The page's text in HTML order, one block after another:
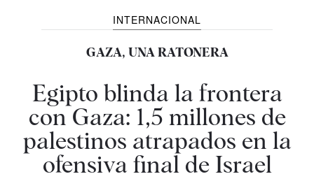
INTERNACIONAL
GAZA, UNA RATONERA
Egipto blinda la frontera
con Gaza: 1,5 millones de
palestinos atrapados en la
ofensiva final de Israel